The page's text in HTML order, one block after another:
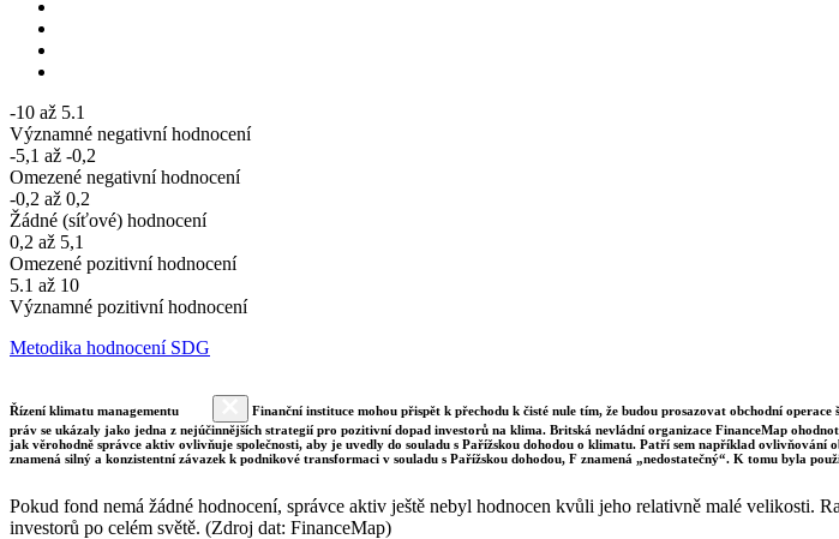
-10 až 5.1
Významné negativní hodnocení
-5,1 až -0,2
Omezené negativní hodnocení
-0,2 až 0,2
Žádné (síťové) hodnocení
0,2 až 5,1
Omezené pozitivní hodnocení
5.1 až 10
Významné pozitivní hodnocení
Metodika hodnocení SDG
Řízení klimatu managementu
Finanční instituce mohou přispět k přechodu k čisté nule tím, že budou prosazovat obchodní
práv se ukázaly jako jedna z nejúčinnějších strategií pro pozitivní dopad investorů na klima. Britská nevládní organizace FinanceMap
jak věrohodně správce aktiv ovlivňuje společnosti, aby je uvedly do souladu s Pařížskou dohodou o klimatu. Patří sem například
znamená silný a konzistentní závazek k podnikové transformaci v souladu s Pařížskou dohodou, F znamená „nedostatečný“. K tomu byla
Pokud fond nemá žádné hodnocení, správce aktiv ještě nebyl hodnocen kvůli jeho relativně malé velikosti.
investorů po celém světě. (Zdroj dat: FinanceMap)